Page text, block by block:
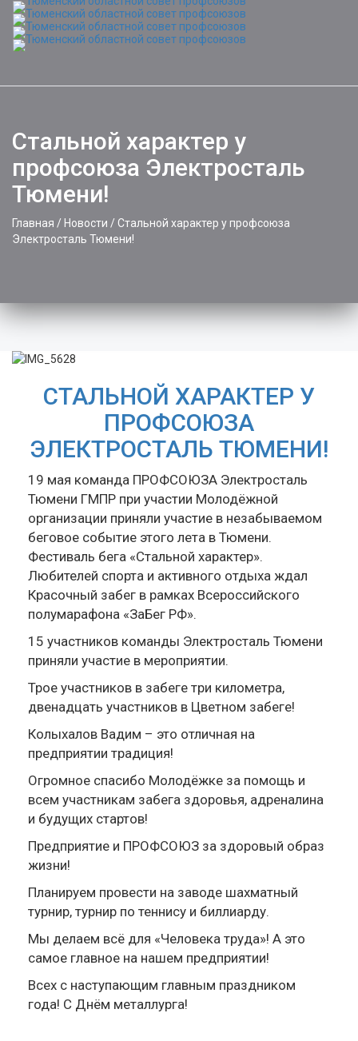
Стальной характер у
профсоюза Электросталь
Тюмени!
Главная / Новости / Стальной характер у профсоюза
Электросталь Тюмени!
СТАЛЬНОЙ ХАРАКТЕР У
ПРОФСОЮЗА
ЭЛЕКТРОСТАЛЬ ТЮМЕНИ!
19 мая команда ПРОФСОЮЗА Электросталь
Тюмени ГМПР при участии Молодёжной
организации приняли участие в незабываемом
беговое событие этого лета в Тюмени.
Фестиваль бега «Стальной характер».
Любителей спорта и активного отдыха ждал
Красочный забег в рамках Всероссийского
полумарафона «ЗаБег РФ».
15 участников команды Электросталь Тюмени
приняли участие в мероприятии.
Трое участников в забеге три километра,
двенадцать участников в Цветном забеге!
Колыхалов Вадим – это отличная на
предприятии традиция!
Огромное спасибо Молодёжке за помощь и
всем участникам забега здоровья, адреналина
и будущих стартов!
Предприятие и ПРОФСОЮЗ за здоровый образ
жизни!
Планируем провести на заводе шахматный
турнир, турнир по теннису и биллиарду.
Мы делаем всё для «Человека труда»! А это
самое главное на нашем предприятии!
Всех с наступающим главным праздником
года! С Днём металлурга!